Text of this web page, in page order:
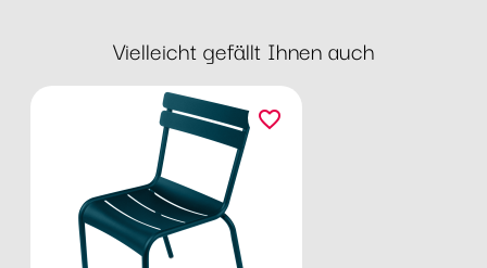
Vielleicht gefällt Ihnen auch
favorite_border